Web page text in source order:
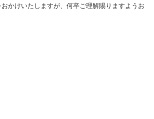
かけいたしますが、何卒ご理解賜りますようお